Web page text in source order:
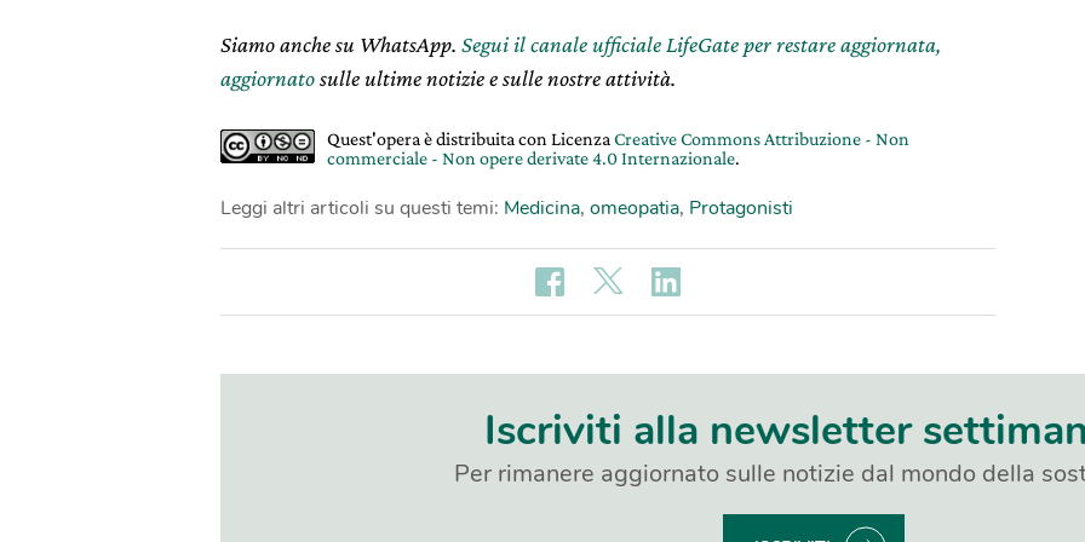
Siamo anche su WhatsApp. Segui il canale ufficiale LifeGate per restare aggiornata,
aggiornatosulle ultime notizie e sulle nostre attività.
Quest'opera è distribuita con Licenza Creative Commons Attribuzione - Non
commerciale - Non opere derivate 4.0 Internazionale.
Leggi altri articoli su questi temi: Medicina, omeopatia, Protagonisti
Iscriviti alla newsletter
Per rimanere aggiornato sulle notizie dal mondo della